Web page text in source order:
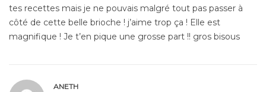
tes recettes mais je ne pouvais malgré tout pas passer à
côté de cette belle brioche ! j’aime trop ça ! Elle est
magnifique ! Je t’en pique une grosse part !! gros bisous
ANETH